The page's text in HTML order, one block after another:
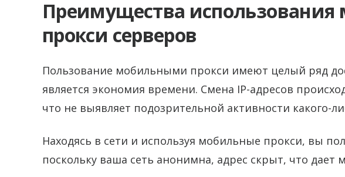
Преимущества
прокси серверов
Пользование мобильными прокси имеют целый ряд
является экономия времени. Смена IP-адресов
что не выявляет подозрительной активности какого-
Находясь в сети и используя мобильные прокси, вы
поскольку ваша сеть анонимна, адрес скрыт, что дает